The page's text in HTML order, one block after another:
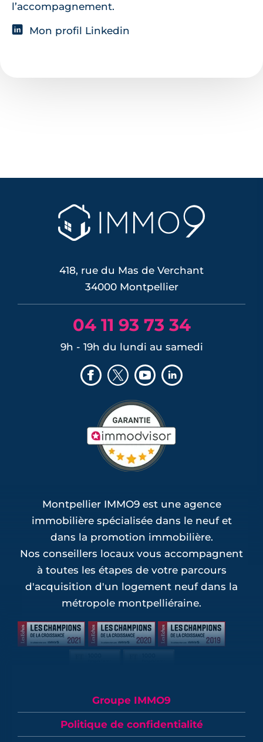
l’accompagnement.
Mon profil Linkedin
418, rue du Mas de Verchant
34000 Montpellier
04 11 93 73 34
9h - 19h du lundi au samedi
Montpellier IMMO9 est une agence
immobilière spécialisée dans le neuf et
dans la promotion immobilière.
Nos conseillers locaux vous accompagnent
à toutes les étapes de votre parcours
d'acquisition d'un logement neuf dans la
métropole montpelliéraine.
Groupe IMMO9
Politique de confidentialité